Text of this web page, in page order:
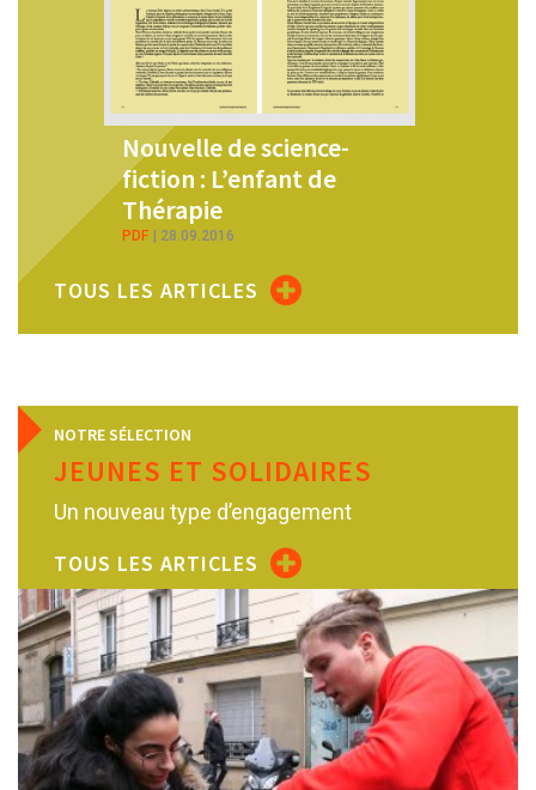
Nouvelle de science-
fiction : L’enfant de
Thérapie
PDF 28.09.2016
TOUS LES ARTICLES
NOTRE SÉLECTION
JEUNES ET SOLIDAIRES
Un nouveau type d’engagement
TOUS LES ARTICLES